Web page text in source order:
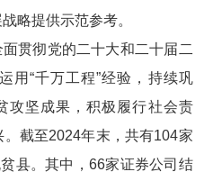
略提供示范参考。
贯彻党的二十大和二十届二
用“千万工程”经验，持续巩
攻坚成果，积极履行社会责
。截至2024年末，共有104家
县。其中， 66家证券公司结